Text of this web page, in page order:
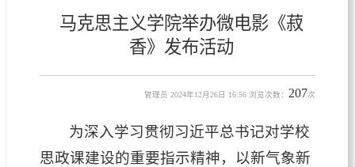
马克思主义学院举办微电影《菽
香》发布活动
管理员 2024年12月26日 16:56 浏览次数： 207次
为深入学习贯彻习近平总书记对学校
思政课建设的重要指示精神，以新气象新